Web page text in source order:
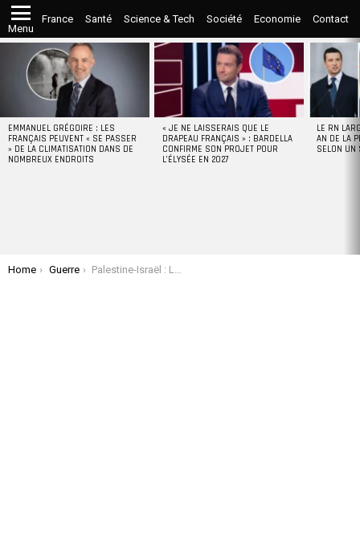
Menu
France Santé Science & Tech Société Economie Contact
STORIES
EMMANUEL GRÉGOIRE : LES
FRANÇAIS PEUVENT « SE PASSER
» DE LA CLIMATISATION DANS DE
NOMBREUX ENDROITS
« JE NE LAISSERAIS QUE LE
DRAPEAU FRANÇAIS » : BARDELLA
CONFIRME SON PROJET POUR
L’ÉLYSÉE EN 2027
LE RN
AN DE LA
SELON UN
You are here:
Home Guerre Palestine-Israël : La Chine déploie 6 navires de guerre lourdement armés au Moyen-Orient